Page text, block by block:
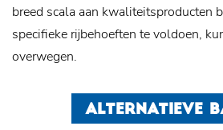
breed scala aan kwaliteitsproducten
specifieke rijbehoeften te voldoen,
overwegen.
ALTERNATIEVE